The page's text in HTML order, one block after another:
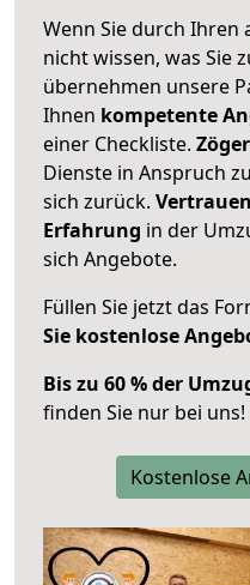
Wenn Sie durch Ihren
nicht wissen, was Sie
übernehmen unsere
Ihnen kompetente
einer Checkliste.
Dienste in Anspruch
sich zurück.
Erfahrung in der
sich Angebote.
Füllen Sie jetzt das
Sie kostenlose
Bis zu 60 % der
finden Sie nur bei uns!
Kostenlose